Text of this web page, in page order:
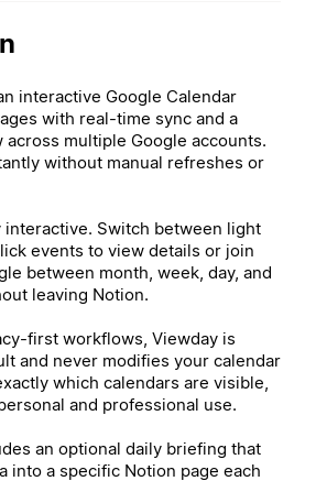
interactive Google Calendar
with real-time sync and a
multiple Google accounts.
without manual refreshes or
Switch between light
events to view details or join
between month, week, day, and
leaving Notion.
first workflows, Viewday is
and never modifies your calendar
which calendars are visible,
and professional use.
an optional daily briefing that
into a specific Notion page each